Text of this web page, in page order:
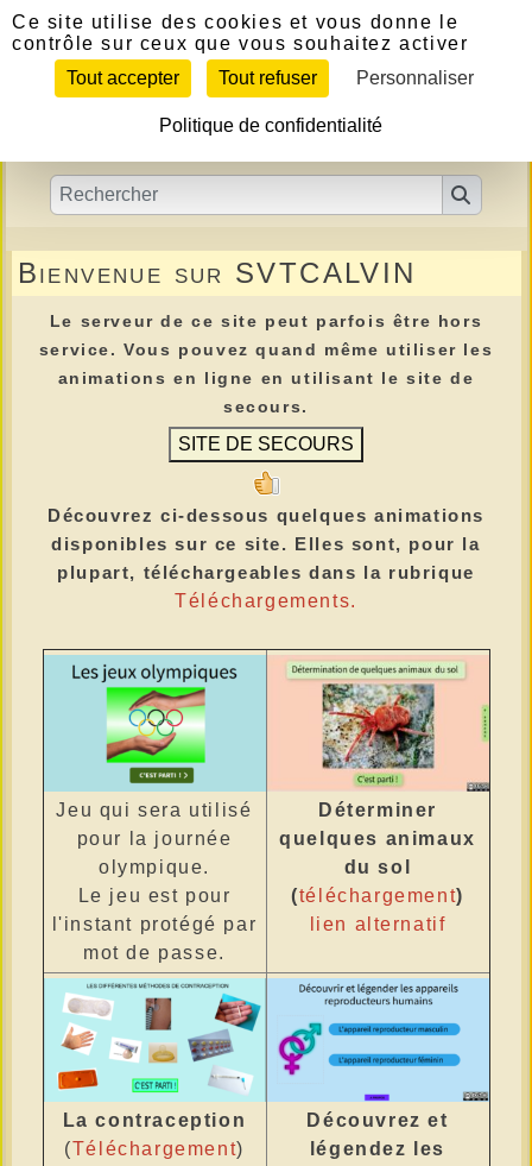
Bienvenue sur SVTCALVIN
Le serveur de ce site peut parfois être hors
service. Vous pouvez quand même utiliser les
animations en ligne en utilisant le site de
secours.
Découvrez ci-dessous quelques animations
disponibles sur ce site. Elles sont, pour la
plupart, téléchargeables dans la rubrique
Téléchargements.
Jeu qui sera utilisé
pour la journée
olympique.
Le jeu est pour
l'instant protégé par
mot de passe.
Déterminer
quelques animaux
du sol
(téléchargement)
lien alternatif
La contraception
(Téléchargement)
Découvrez et
légendez les
Panneau de gestion des cookies
Ce site utilise des cookies et vous donne le
contrôle sur ceux que vous souhaitez activer
Tout accepter
Tout refuser Personnaliser
Politique de confidentialité